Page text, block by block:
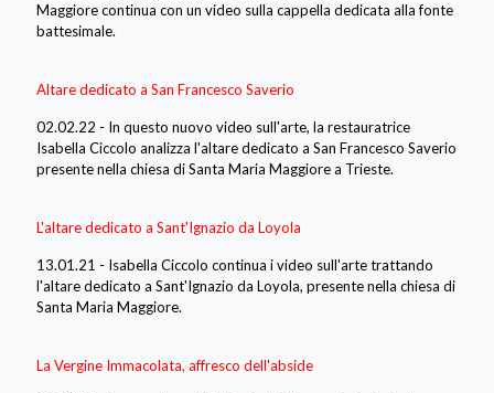
Maggiore continua con un video sulla cappella dedicata alla fonte
battesimale.
Altare dedicato a San Francesco Saverio
02.02.22 - In questo nuovo video sull'arte, la restauratrice
Isabella Ciccolo analizza l'altare dedicato a San Francesco Saverio
presente nella chiesa di Santa Maria Maggiore a Trieste.
L'altare dedicato a Sant'Ignazio da Loyola
13.01.21 - Isabella Ciccolo continua i video sull'arte trattando
l'altare dedicato a Sant'Ignazio da Loyola, presente nella chiesa di
Santa Maria Maggiore.
La Vergine Immacolata, affresco dell'abside